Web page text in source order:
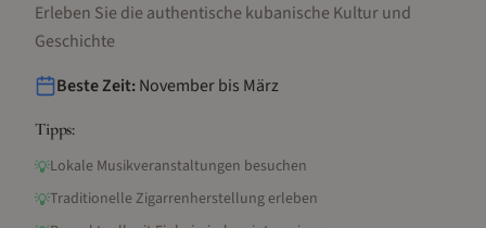
Erleben Sie die authentische kubanische Kultur und
Geschichte
Beste Zeit:November bis März
Tipps:
💡Lokale Musikveranstaltungen besuchen
💡Traditionelle Zigarrenherstellung erleben